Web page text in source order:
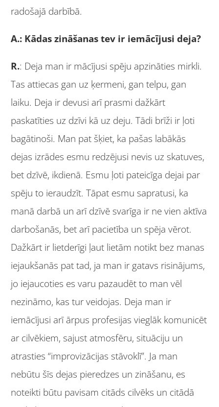
radošajā darbībā.
A.: Kādas zināšanas tev ir iemācījusi deja?
R.: Deja man ir mācījusi spēju apzināties mirkli.
Tas attiecas gan uz ķermeni, gan telpu, gan
laiku. Deja ir devusi arī prasmi dažkārt
paskatīties uz dzīvi kā uz deju. Tādi brīži ir ļoti
bagātinoši. Man pat šķiet, ka pašas labākās
dejas izrādes esmu redzējusi nevis uz skatuves,
bet dzīvē, ikdienā. Esmu ļoti pateicīga dejai par
spēju to ieraudzīt. Tāpat esmu sapratusi, ka
manā darbā un arī dzīvē svarīga ir ne vien aktīva
darbošanās, bet arī pacietība un spēja vērot.
Dažkārt ir lietderīgi ļaut lietām notikt bez manas
iejaukšanās pat tad, ja man ir gatavs risinājums,
jo iejaucoties es varu pazaudēt to man vēl
nezināmo, kas tur veidojas. Deja man ir
iemācījusi arī ārpus profesijas vieglāk komunicēt
ar cilvēkiem, sajust atmosfēru, situāciju un
atrasties “improvizācijas stāvoklī”. Ja man
nebūtu šīs dejas pieredzes un zināšanu, es
noteikti būtu pavisam citāds cilvēks un citādā